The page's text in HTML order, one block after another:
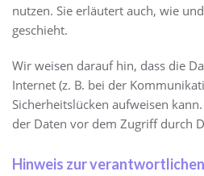
nutzen. Sie erläutert auch, wie
geschieht.
Wir weisen darauf hin, dass die
Internet (z. B. bei der
Sicherheitslücken aufweisen
der Daten vor dem Zugriff durch
Hinweis zur